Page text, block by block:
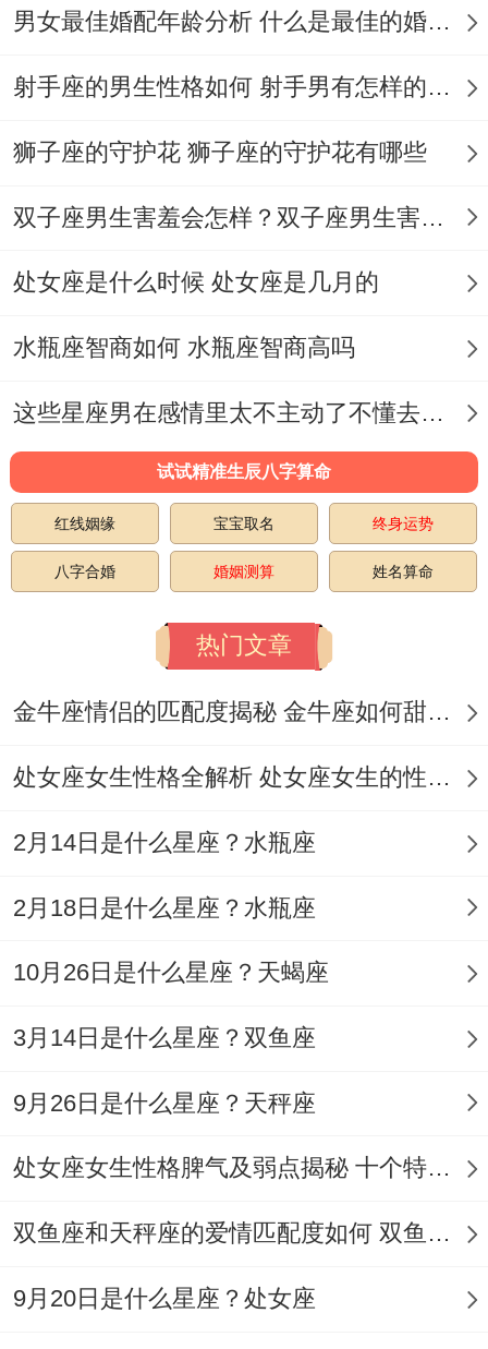
男女最佳婚配年龄分析 什么是最佳的婚配年龄吗
射手座的男生性格如何 射手男有怎样的性格
狮子座的守护花 狮子座的守护花有哪些
双子座男生害羞会怎样？双子座男生害羞的表现 双子座男生害羞会怎么样
处女座是什么时候 处女座是几月的
水瓶座智商如何 水瓶座智商高吗
这些星座男在感情里太不主动了不懂去爱 这些星座男在感情中排第几
试试精准生辰八字算命
红线姻缘 宝宝取名 终身运势
八字合婚 婚姻测算 姓名算命
热门文章
金牛座情侣的匹配度揭秘 金牛座如何甜蜜恋爱
处女座女生性格全解析 处女座女生的性格是什么样的
2月14日是什么星座？水瓶座
2月18日是什么星座？水瓶座
10月26日是什么星座？天蝎座
3月14日是什么星座？双鱼座
9月26日是什么星座？天秤座
处女座女生性格脾气及弱点揭秘 十个特点惊人！
双鱼座和天秤座的爱情匹配度如何 双鱼天秤缘分会怎样
9月20日是什么星座？处女座